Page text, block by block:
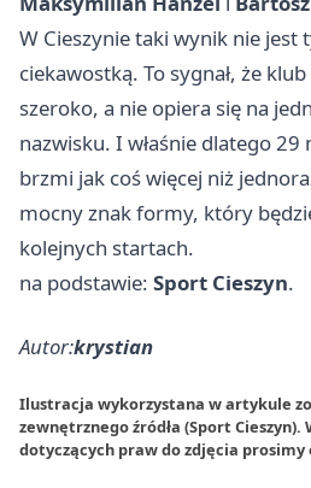
W Cieszynie taki wynik nie jest
ciekawostką. To sygnał, że
szeroko, a nie opiera się na
nazwisku. I właśnie dlatego 29
brzmi jak coś więcej niż
mocny znak formy, który
kolejnych startach.
na podstawie: Sport Cieszyn.
Autor:krystian
Ilustracja wykorzystana w artykule
zewnętrznego źródła (Sport Cieszyn).
dotyczących praw do zdjęcia prosimy